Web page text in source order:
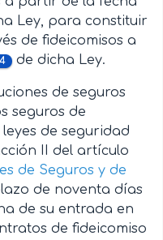
Ley, para constituir
de fideicomisos a
de dicha Ley.
de seguros
seguros de
de seguridad
II del artículo
de Seguros y de
de noventa días
de su entrada en
de fideicomiso